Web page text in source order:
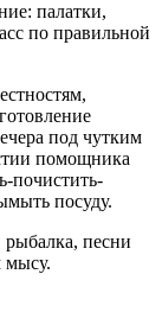
палатки,
по правильной
под чутким
помощника
почистить-
посуду.
песни
мысу.